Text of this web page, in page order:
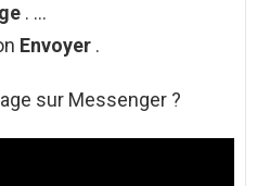
. …
Envoyer .
sur Messenger ?